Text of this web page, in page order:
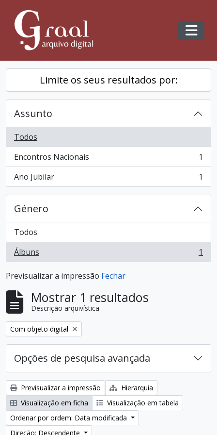
Limite os seus resultados por:
Assunto
Todos
Encontros Nacionais
, 1 resultados
1
Ano Jubilar
, 1 resultados 1
Género
Todos
Álbuns
, 1 resultados 1
Previsualizar a impressão Fechar
Mostrar 1 resultados
Descrição arquivística
Remover filtro:
Com objeto digital
Opções de pesquisa avançada
Previsualizar a impressão
Hierarquia
Visualização em ficha
Visualização em tabela
Ordenar por ordem: Data modificada
Direção: Descendente